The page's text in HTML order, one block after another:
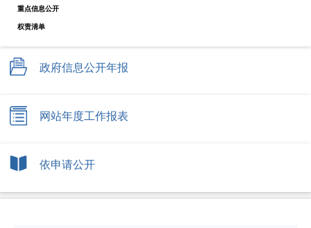
重点信息公开
权责清单
政府信息公开年报
网站年度工作报表
依申请公开